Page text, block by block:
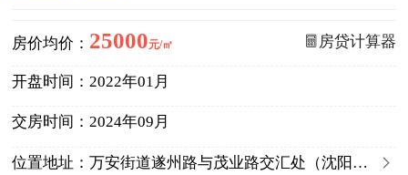
房价均价： 25000元/㎡ 房贷计算器
开盘时间： 2022年01月
交房时间： 2024年09月
位置地址： 万安街道遂州路与茂业路交汇处（沈阳路地铁站600m） 